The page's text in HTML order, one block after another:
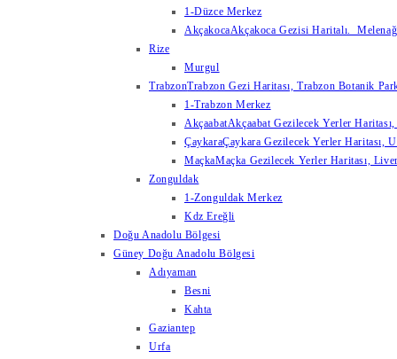
1-Düzce Merkez
AkçakocaAkçakoca Gezisi Haritalı.
Rize
Murgul
TrabzonTrabzon Gezi Haritası, Trabzon Botanik
1-Trabzon Merkez
AkçaabatAkçaabat Gezilecek Yerler
ÇaykaraÇaykara Gezilecek Yerler Haritası,
MaçkaMaçka Gezilecek Yerler Haritası,
Zonguldak
1-Zonguldak Merkez
Kdz Ereğli
Doğu Anadolu Bölgesi
Güney Doğu Anadolu Bölgesi
Adıyaman
Besni
Kahta
Gaziantep
Urfa